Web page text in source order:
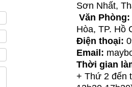
Sơn Nhất,
Văn Phòng:
Hòa, TP. Hồ
Điện thoại:
Email:
Thời gian
+ Thứ 2 đến